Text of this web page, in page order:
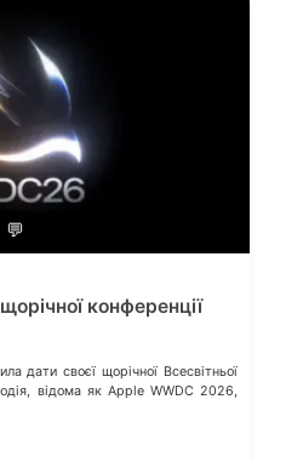
💬
конференції
дати своєї щорічної Всесвітньої
відома як Apple WWDC 2026,